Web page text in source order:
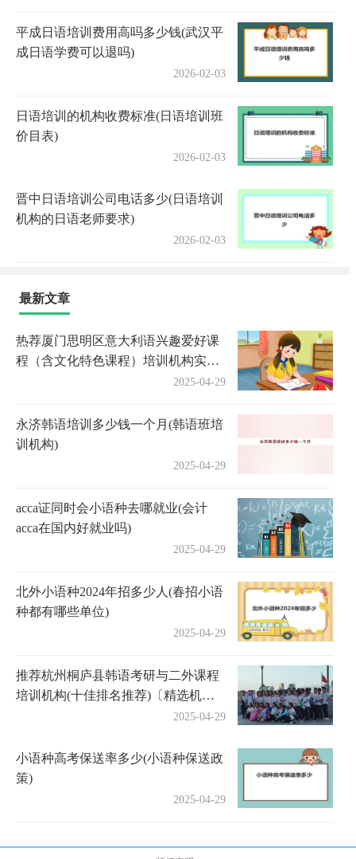
平成日语培训费用高吗多少钱(武汉平
成日语学费可以退吗)
2026-02-03
日语培训的机构收费标准(日语培训班
价目表)
2026-02-03
晋中日语培训公司电话多少(日语培训
机构的日语老师要求)
2026-02-03
最新文章
热荐厦门思明区意大利语兴趣爱好课
程（含文化特色课程）培训机构实力
2025-04-29
永济韩语培训多少钱一个月(韩语班培
训机构)
2025-04-29
acca证同时会小语种去哪就业(会计
acca在国内好就业吗)
2025-04-29
北外小语种2024年招多少人(春招小语
种都有哪些单位)
2025-04-29
推荐杭州桐庐县韩语考研与二外课程
培训机构(十佳排名推荐)〔精选机构
2025-04-29
小语种高考保送率多少(小语种保送政
策)
2025-04-29